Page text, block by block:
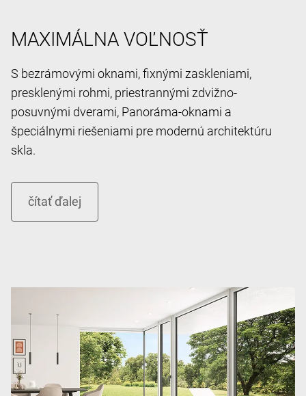
MAXIMÁLNA VOĽNOSŤ
S bezrámovými oknami, fixnými zaskleniami,
presklenými rohmi, priestrannými zdvižno-
posuvnými dverami, Panoráma-oknami a
špeciálnymi riešeniami pre modernú architektúru
skla.